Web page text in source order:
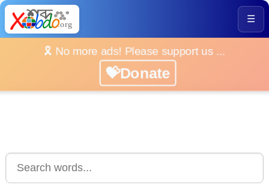
☰
🎗️ No more ads! Please support us ...
💝Donate